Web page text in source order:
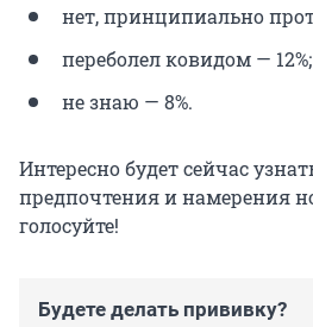
нет, принципиально
переболел ковидом — 12%;
не знаю — 8%.
Интересно будет сейчас
предпочтения и намерения
голосуйте!
Будете делать прививку?